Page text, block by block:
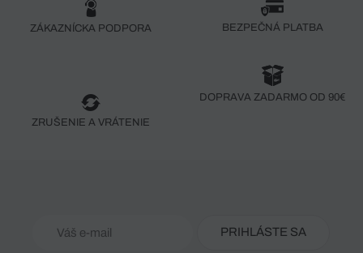
ZÁKAZNÍCKA PODPORA BEZPEČNÁ PLATBA
ZRUŠENIE A VRÁTENIE
DOPRAVA ZADARMO OD 90€
PRIHLÁSTE SA